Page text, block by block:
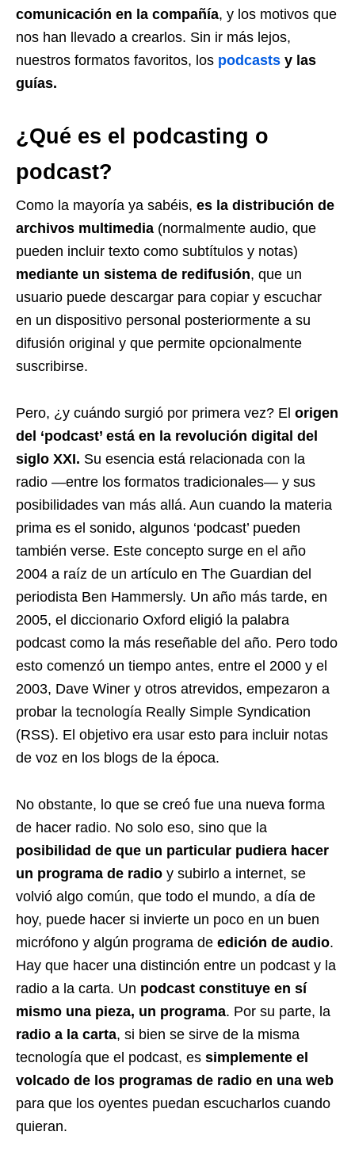
comunicación en la compañía, y los motivos que
nos han llevado a crearlos. Sin ir más lejos,
nuestros formatos favoritos, los podcasts y las
guías.
¿Qué es el podcasting o
podcast?
Como la mayoría ya sabéis, es la distribución de
archivos multimedia (normalmente audio, que
pueden incluir texto como subtítulos y notas)
mediante un sistema de redifusión, que un
usuario puede descargar para copiar y escuchar
en un dispositivo personal posteriormente a su
difusión original y que permite opcionalmente
suscribirse.
Pero, ¿y cuándo surgió por primera vez? El origen
del ‘podcast’ está en la revolución digital del
siglo XXI. Su esencia está relacionada con la
radio —entre los formatos tradicionales— y sus
posibilidades van más allá. Aun cuando la materia
prima es el sonido, algunos ‘podcast’ pueden
también verse. Este concepto surge en el año
2004 a raíz de un artículo en The Guardian del
periodista Ben Hammersly. Un año más tarde, en
2005, el diccionario Oxford eligió la palabra
podcast como la más reseñable del año. Pero todo
esto comenzó un tiempo antes, entre el 2000 y el
2003, Dave Winer y otros atrevidos, empezaron a
probar la tecnología Really Simple Syndication
(RSS). El objetivo era usar esto para incluir notas
de voz en los blogs de la época.
No obstante, lo que se creó fue una nueva forma
de hacer radio. No solo eso, sino que la
posibilidad de que un particular pudiera hacer
un programa de radio y subirlo a internet, se
volvió algo común, que todo el mundo, a día de
hoy, puede hacer si invierte un poco en un buen
micrófono y algún programa de edición de audio.
Hay que hacer una distinción entre un podcast y la
radio a la carta. Un podcast constituye en sí
mismo una pieza, un programa. Por su parte, la
radio a la carta, si bien se sirve de la misma
tecnología que el podcast, es simplemente el
volcado de los programas de radio en una web
para que los oyentes puedan escucharlos cuando
quieran.